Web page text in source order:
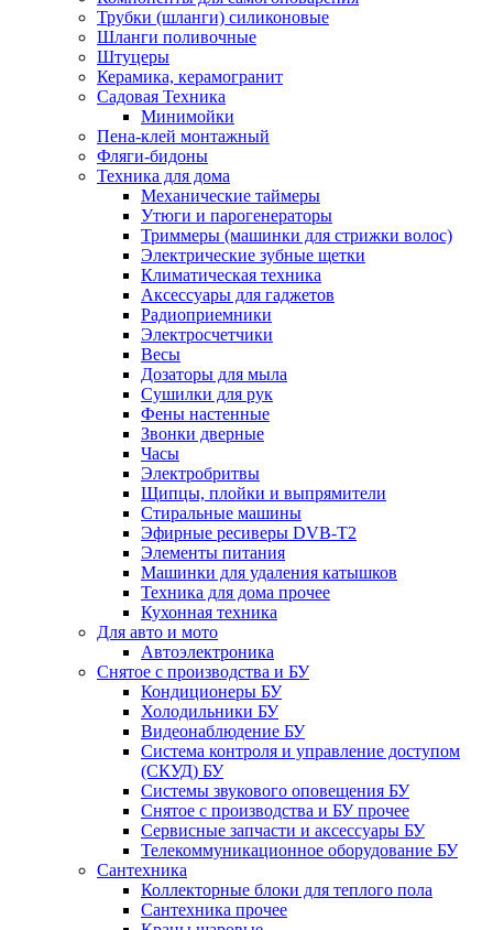
Трубки (шланги) силиконовые
Шланги поливочные
Штуцеры
Керамика, керамогранит
Садовая Техника
Минимойки
Пена-клей монтажный
Фляги-бидоны
Техника для дома
Механические таймеры
Утюги и парогенераторы
Триммеры (машинки для стрижки волос)
Электрические зубные щетки
Климатическая техника
Аксессуары для гаджетов
Радиоприемники
Электросчетчики
Весы
Дозаторы для мыла
Сушилки для рук
Фены настенные
Звонки дверные
Часы
Электробритвы
Щипцы, плойки и выпрямители
Стиральные машины
Эфирные ресиверы DVB-T2
Элементы питания
Машинки для удаления катышков
Техника для дома прочее
Кухонная техника
Для авто и мото
Автоэлектроника
Снятое с производства и БУ
Кондиционеры БУ
Холодильники БУ
Видеонаблюдение БУ
Система контроля и управление доступом
(СКУД) БУ
Системы звукового оповещения БУ
Снятое с производства и БУ прочее
Сервисные запчасти и аксессуары БУ
Телекоммуникационное оборудование БУ
Сантехника
Коллекторные блоки для теплого пола
Сантехника прочее